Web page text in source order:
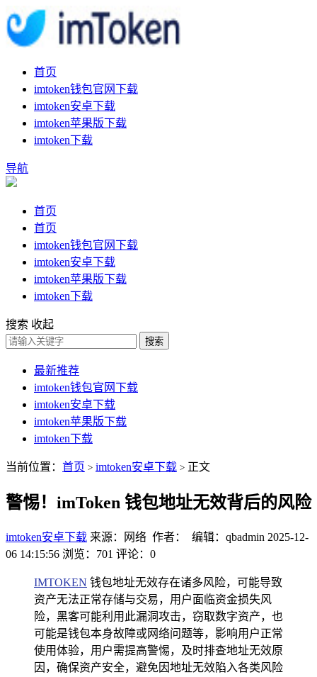
首页
imtoken钱包官网下载
imtoken安卓下载
imtoken苹果版下载
imtoken下载
导航
首页
首页
imtoken钱包官网下载
imtoken安卓下载
imtoken苹果版下载
imtoken下载
搜索 收起
搜索
最新推荐
imtoken钱包官网下载
imtoken安卓下载
imtoken苹果版下载
imtoken下载
当前位置： 首页 > imtoken安卓下载 > 正文
警惕！imToken 钱包地址无效背后的风险
imtoken安卓下载 来源：网络 作者： 编辑：qbadmin 2025-12-
06 14:15:56 浏览：701 评论：0
IMTOKEN 钱包地址无效存在诸多风险，可能导致
资产无法正常存储与交易，用户面临资金损失风
险，黑客可能利用此漏洞攻击，窃取数字资产，也
可能是钱包本身故障或网络问题等，影响用户正常
使用体验，用户需提高警惕，及时排查地址无效原
因，确保资产安全，避免因地址无效陷入各类风险